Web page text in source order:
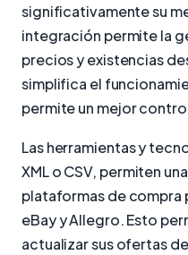
significativamente su
integración permite la
precios y existencias
simplifica el
permite un mejor
Las herramientas y
XML o CSV, permiten
plataformas de compra
eBay y Allegro. Esto
actualizar sus ofertas